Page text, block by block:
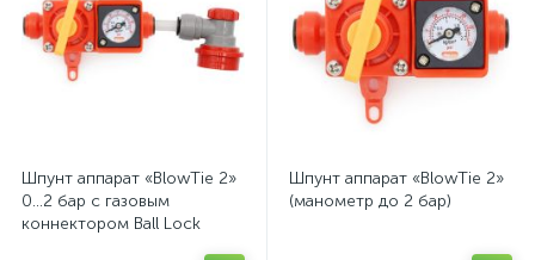
Шпунт аппарат «BlowTie 2»
0...2 бар с газовым
коннектором Ball Lock
Шпунт аппарат «BlowTie 2»
(манометр до 2 бар)